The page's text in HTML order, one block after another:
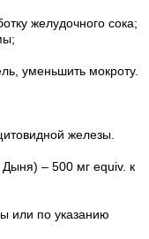
желудочного сока;
уменьшить мокроту.
железы.
– 500 мг equiv. к
или по указанию